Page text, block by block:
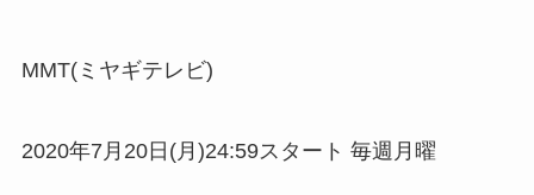
MMT(ミヤギテレビ)
2020年7月20日(月)24:59スタート 毎週月曜